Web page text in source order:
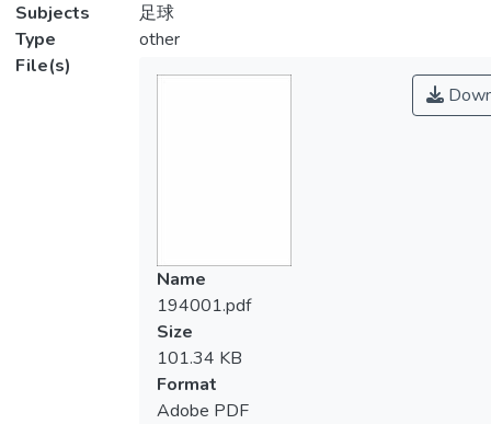
Subjects
足球
Type
other
File(s)
Name
194001.pdf
Size
101.34 KB
Format
Adobe PDF